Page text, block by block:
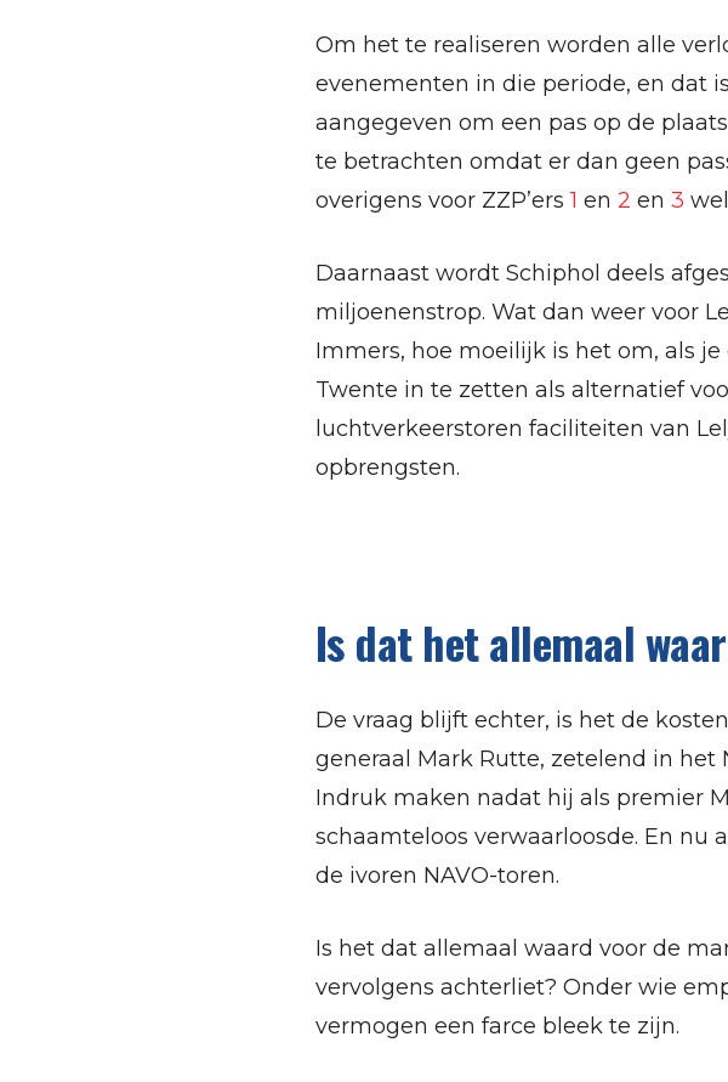
Om het te realiseren worden alle
evenementen in die periode, en dat
aangegeven om een pas op de
te betrachten omdat er dan geen
overigens voor ZZP’ers1 en 2 en 3
Daarnaast wordt Schiphol deels
miljoenenstrop. Wat dan weer voor
Immers, hoe moeilijk is het om, als
Twente in te zetten als alternatief
luchtverkeerstoren faciliteiten van
opbrengsten.
Is dat het allemaal
De vraag blijft echter, is het de
generaal Mark Rutte, zetelend in het
Indruk maken nadat hij als premier
schaamteloos verwaarloosde. En nu
de ivoren NAVO-toren.
Is het dat allemaal waard voor de
vervolgens achterliet? Onder wie
vermogen een farce bleek te zijn.